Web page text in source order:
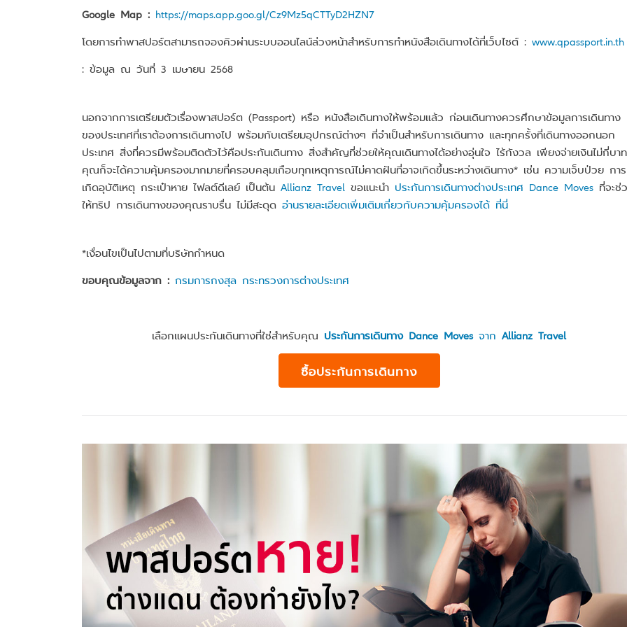
Google Map : https://maps.app.goo.gl/Cz9Mz5qCTTyD2HZN7
โดยการทำพาสปอร์ตสามารถจองคิวผ่านระบบออนไลน์ล่วงหน้าสำหรับการทำหนังสือเดินทางได้ที่เว็บไซต์ : www.qpassport.in.th
: ข้อมูล ณ​ วันที่ 3 เมษายน 2568
นอกจากการเตรียมตัวเรื่องพาสปอร์ต (Passport) หรือ หนังสือเดินทางให้พร้อมแล้ว ก่อนเดินทางควรศึกษาข้อมูลการเดินทาง
ของประเทศที่เราต้องการเดินทางไป พร้อมกับเตรียมอุปกรณ์ต่างๆ ที่จำเป็นสำหรับการเดินทาง และทุกครั้งที่เดินทางออกนอก
ประเทศ สิ่งที่ควรมีพร้อมติดตัวไว้คือประกันเดินทาง สิ่งสำคัญที่ช่วยให้คุณเดินทางได้อย่างอุ่นใจ ไร้กังวล เพียงจ่ายเงินไม่กี่บาท
คุณก็จะได้ความคุ้มครองมากมายที่ครอบคลุมเกือบทุกเหตุการณ์ไม่คาดฝันที่อาจเกิดขึ้นระหว่างเดินทาง* เช่น ความเจ็บป่วย การ
เกิดอุบัติเหตุ กระเป๋าหาย ไฟลต์ดีเลย์ เป็นต้น Allianz Travel ขอแนะนำ ประกันการเดินทางต่างประเทศ Dance Moves ที่จะช่
ให้ทริป การเดินทางของคุณราบรื่น ไม่มีสะดุด อ่านรายละเอียดเพิ่มเติมเกี่ยวกับความคุ้มครองได้ ที่นี่
*เงื่อนไขเป็นไปตามที่บริษัทกำหนด
ขอบคุณข้อมูลจาก : กรมการกงสุล กระทรวงการต่างประเทศ
เลือกแผนประกันเดินทางที่ใช่สำหรับคุณ ประกันการเดินทาง Dance MovesจากAllianz Travel
ซื้อประกันการเดินทาง